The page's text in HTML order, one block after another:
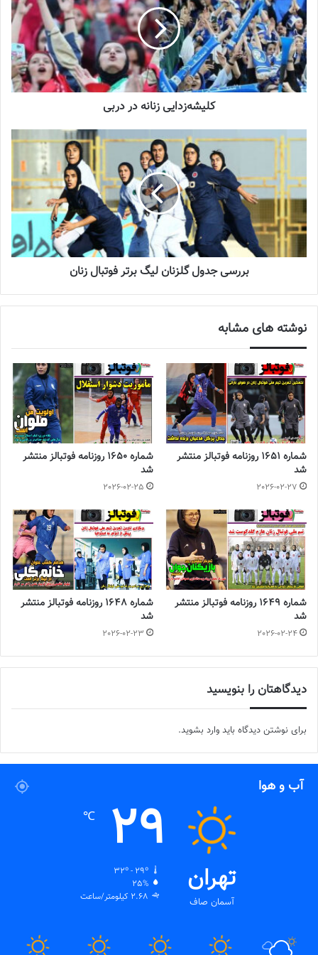
شماره 772 روزنامه فوتبالز منتشر شد
2022-12-16
شماره 1054 روزنامه فوتبالز منتشر شد
2023-12-25
شماره 900 روزنامه فوتبالز منتشر شد
2023-06-14
شماره 918 روزنامه فوتبالز منتشر شد
2023-07-07
کلیشه‌زدایی زنانه در دربی
یک کلیشه‌زدایی مهم و جریان ساز بعد از چهار دهه محرومیت اتفاق
افتاد و زنان علاقه‌مند به حوزه فوتبال بالاخره توانستند برای تماشای دربی
راهی استادیوم آزادی شوند.
◾️با فوتبالز همراه شوید◾️فوتبالز را در اینستاگرام دنبال کنید
◾️
footballs.women@
برچسب ها روزنامه فوتبالز روزنامه ورزشی
کلیشه‌زدایی زنانه در دربی
بررسی جدول گلزنان لیگ برتر فوتبال زنان
نوشته های مشابه
شماره 1651 روزنامه فوتبالز منتشر
شد
2026-02-27
شماره 1650 روزنامه فوتبالز منتشر
شد
2026-02-25
شماره 1649 روزنامه فوتبالز منتشر
شد
2026-02-24
شماره 1648 روزنامه فوتبالز منتشر
شد
2026-02-23
دیدگاهتان را بنویسید
برای نوشتن دیدگاه باید وارد بشوید.
آب و هوا
تهران
آسمان صاف
29
℃
32º - 29º
25%
2.68 کیلومتر/ساعت